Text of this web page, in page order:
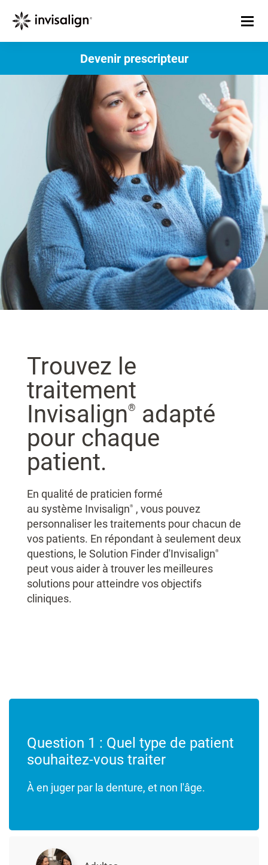
Devenir prescripteur​
Trouvez le
traitement
Invisalign®
adapté
pour chaque
patient.
En qualité de praticien formé
au système Invisalign® , vous pouvez
personnaliser les traitements pour chacun de
vos patients. En répondant à seulement deux
questions, le Solution Finder d'Invisalign®
peut vous aider à trouver les meilleures
solutions pour atteindre vos objectifs
cliniques.
Question 1 : Quel type de patient
souhaitez-vous traiter
À en juger par la denture, et non l'âge.